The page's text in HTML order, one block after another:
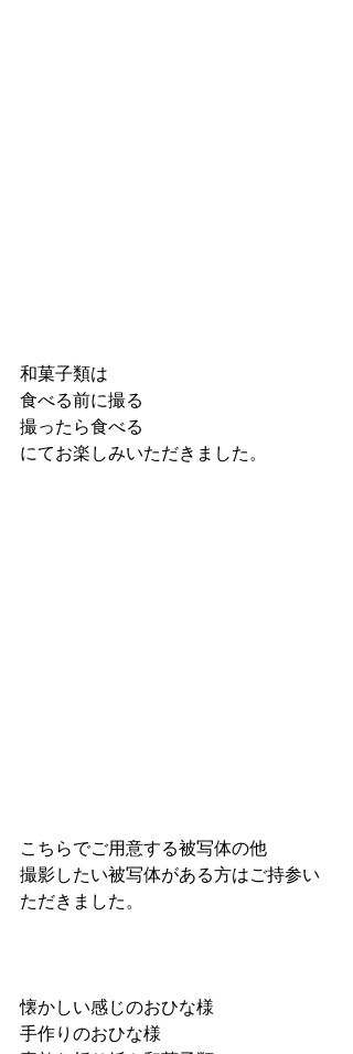
和菓子類は
食べる前に撮る
撮ったら食べる
にてお楽しみいただきました。
こちらでご用意する被写体の他
撮影したい被写体がある方はご持参い
ただきました。
懐かしい感じのおひな様
手作りのおひな様